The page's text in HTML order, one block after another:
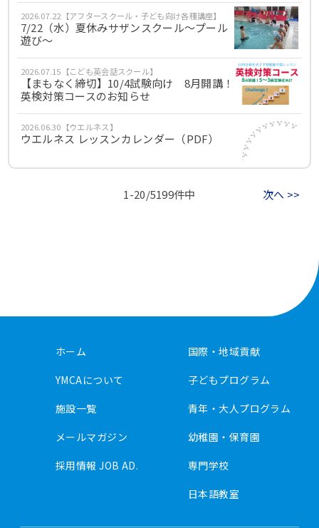
2026.07.22【アフタースクール・子ども向け各種講座】
7/22（水）夏休みサザンスクール～プール
遊び～
2026.07.15【こども英会話スクール】
【まもなく締切】10/4試験向け 8月開講！
英検対策コースのお知らせ
2026.06.30【ウエルネス】
ウエルネス レッスンカレンダー（PDF）
1-20/5199件中 次へ >>
ホーム
YMCAについて
施設一覧
メールマガジン
採用情報 JOB AD.
国際・地域貢献
子どもプログラム
青年・大人プログラム
幼稚園・保育園
専門学校
日本語教室